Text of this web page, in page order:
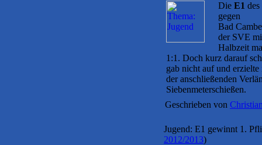
Die E1
gegen
Bad
der SVE
Halbzeit
1:1. Doch kurz darauf
gab nicht auf und
der anschließenden
Siebenmeterschießen.
Geschrieben von
Jugend: E1 gewinnt 1.
2012/2013)